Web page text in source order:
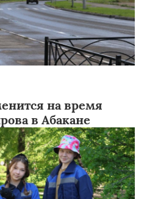
на время
в Абакане